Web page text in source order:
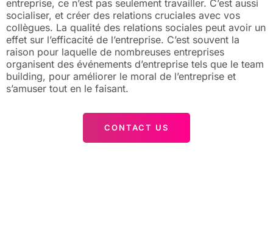
entreprise, ce n’est pas seulement travailler. C’est aussi
socialiser, et créer des relations cruciales avec vos
collègues. La qualité des relations sociales peut avoir un
effet sur l’efficacité de l’entreprise. C’est souvent la
raison pour laquelle de nombreuses entreprises
organisent des événements d’entreprise tels que le team
building, pour améliorer le moral de l’entreprise et
s’amuser tout en le faisant.
CONTACT US